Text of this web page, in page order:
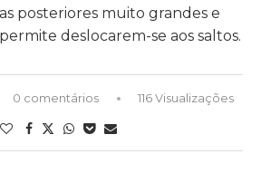
posteriores muito grandes e
deslocarem-se aos saltos.
0 comentários 116 Visualizações